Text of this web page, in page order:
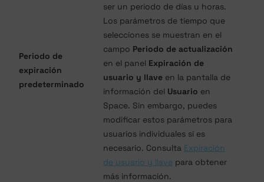
Periodo de
expiración
predeterminado
ser un periodo de días u horas.
Los parámetros de tiempo que
selecciones se muestran en el
campo Periodo de actualización
en el panel Expiración de
usuario y llave en la pantalla de
información del Usuario en
Space. Sin embargo, puedes
modificar estos parámetros para
usuarios individuales si es
necesario. Consulta Expiración
de usuario y llave para obtener
más información.